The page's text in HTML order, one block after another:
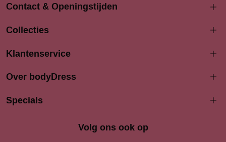
Contact & Openingstijden
Langestraat 94-96
033 4690704
Openingstijden
Maandag 13:00 - 17:30
Collecties
Klantenservice
Over bodyDress
Specials
Volg ons ook op